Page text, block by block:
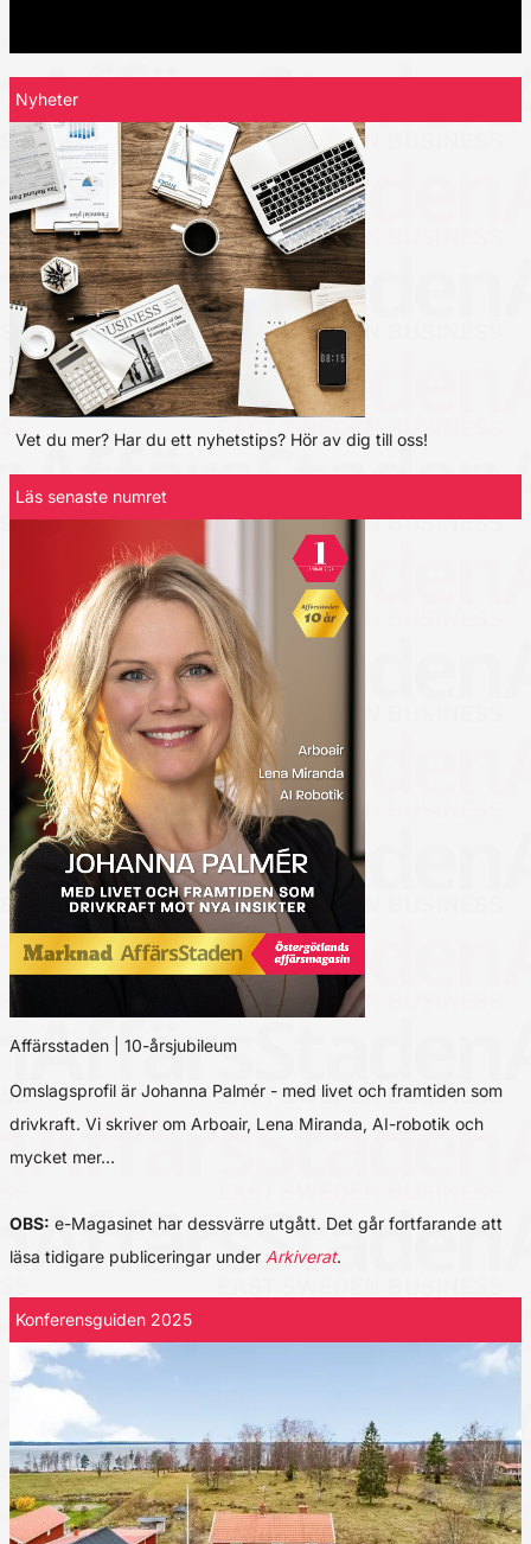
Nyheter
Vet du mer? Har du ett nyhetstips? Hör av dig till oss!
Läs senaste numret
Affärsstaden | 10-årsjubileum
Omslagsprofil är Johanna Palmér - med livet och framtiden som
drivkraft. Vi skriver om Arboair, Lena Miranda, AI-robotik och
mycket mer…
OBS: e-Magasinet har dessvärre utgått. Det går fortfarande att
läsa tidigare publiceringar under Arkiverat.
Konferensguiden 2025